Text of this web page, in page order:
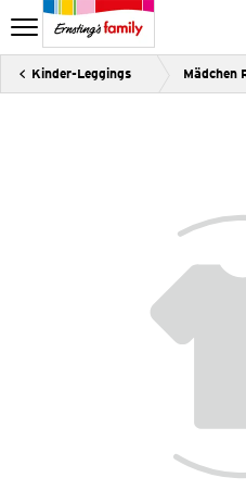
Kinder-Leggings Mädchen